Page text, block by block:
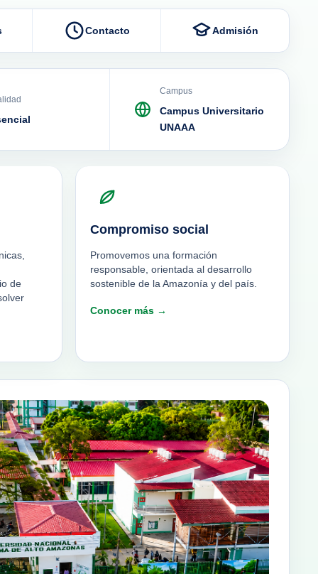
Contacto Admisión
Campus
Campus Universitario
UNAAA
de
Compromiso social
Promovemos una formación
responsable, orientada al desarrollo
sostenible de la Amazonía y del país.
Conocer más →